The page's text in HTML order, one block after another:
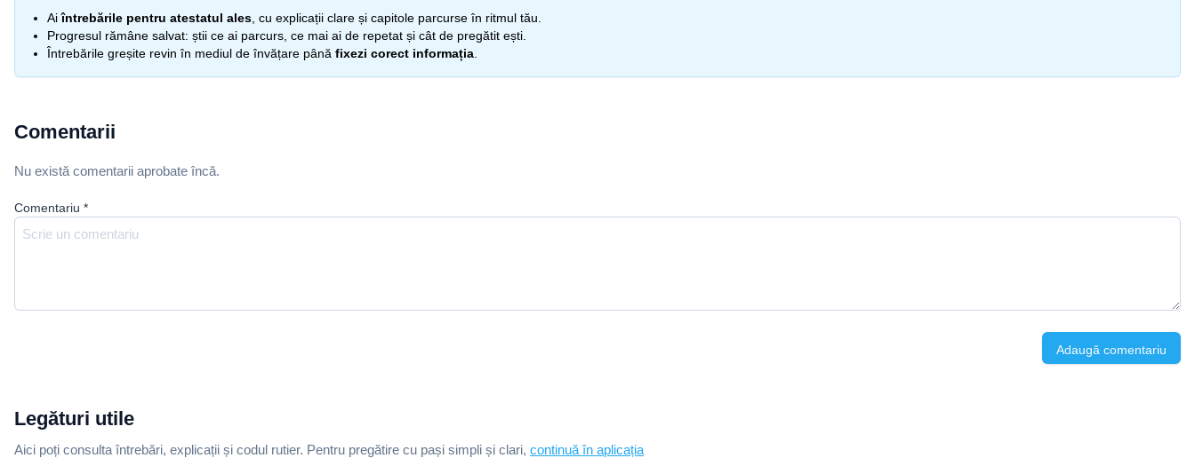
Aiîntrebările pentru atestatul ales , cu explicații clare și capitole parcurse în ritmul tău.
Progresul rămâne salvat: știi ce ai parcurs, ce mai ai de repetat și cât de pregătit ești.
Întrebările greșite revin în mediul de învățare până fixezi corect informația
Comentarii
Nu există comentarii aprobate încă.
Comentariu *
Adaugă comentariu
Legături utile
Aici poți consulta întrebări, explicații și codul rutier. Pentru pregătire cu pași simpli și clari, continuă în aplicația